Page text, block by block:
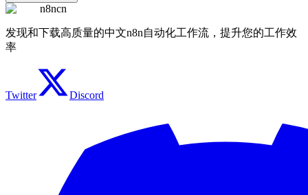
n8ncn
发现和下载高质量的中文n8n自动化工作流，提升您的工作效
率
Twitter Discord